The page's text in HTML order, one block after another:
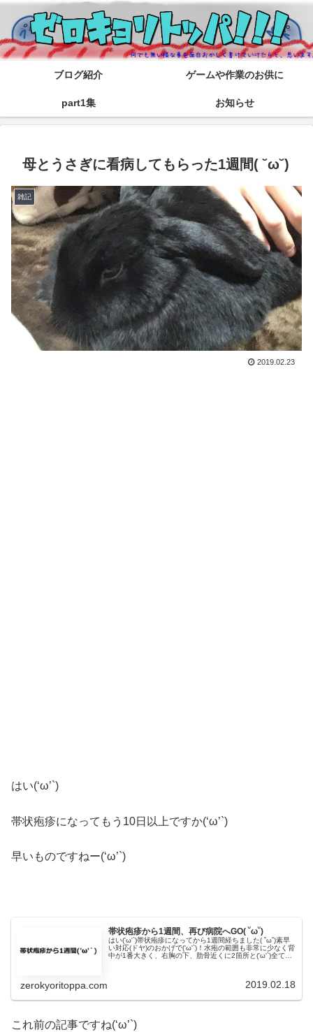
ブログ紹介 ゲームや作業のお供に
part1集 お知らせ
母とうさぎに看病してもらった1週間( ˘ω˘)
雑記
2019.02.23
はい(‘ω’`)
帯状疱疹になってもう10日以上ですか(‘ω’`)
早いものですねー(‘ω’`)
帯状疱疹から1週間、再び病院へGO( ˘ω˘)
はい('ω'`)帯状疱疹になってから1週間経ちました( ˘ω˘)素早
い対応(ドヤ)のおかげで('ω'`)！水疱の範囲も非常に少なく背
中が1番大きく、右胸の下、肋骨近くに2箇所と('ω'`)全てあ
zerokyoritoppa.com 2019.02.18
これ前の記事ですね(‘ω’`)